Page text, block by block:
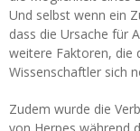
Und selbst wenn ein
dass die Ursache für
weitere Faktoren, die
Wissenschaftler sich
Zudem wurde die